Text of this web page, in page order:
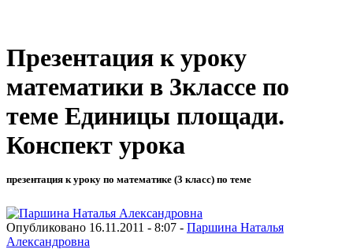
Презентация к уроку
математики в 3классе по
теме Единицы площади.
Конспект урока
презентация к уроку по математике (3 класс) по теме
Опубликовано 16.11.2011 - 8:07 - Паршина Наталья
Александровна